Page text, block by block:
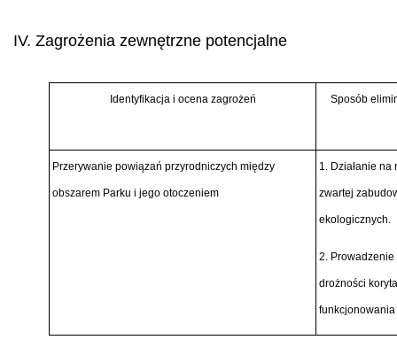
IV. Zagrożenia zewnętrzne potencjalne
Identyfikacja i ocena zagrożeń Sposób
Przerywanie powiązań przyrodniczych między
obszarem Parku i jego otoczeniem
1. Działanie
zwartej
ekologicznych.
2.
drożności
funkcjonowania